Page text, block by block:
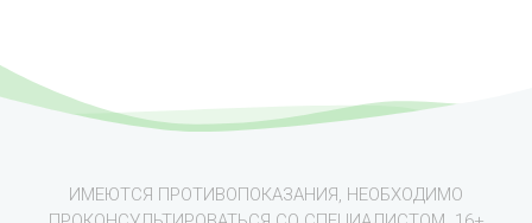
ИМЕЮТСЯ ПРОТИВОПОКАЗАНИЯ, НЕОБХОДИМО